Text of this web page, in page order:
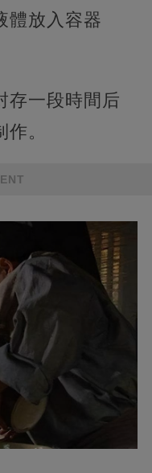
體放入容器
存一段時間后
。